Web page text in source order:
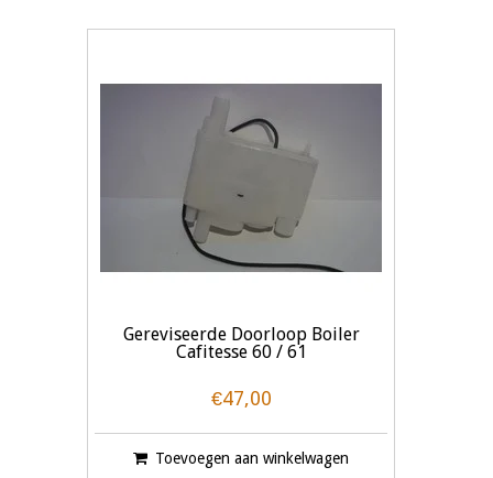
Gereviseerde Doorloop Boiler
Cafitesse 60 / 61
€47,00
Toevoegen aan winkelwagen